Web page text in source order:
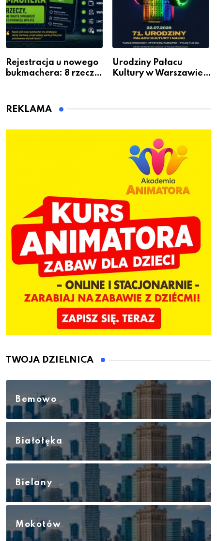
Rejestracja u nowego
bukmachera: 8 rzeczy,
Urodziny Pałacu
Kultury w Warszawie –
REKLAMA
TWOJA DZIELNICA
Bemowo
Białołęka
Bielany
Mokotów